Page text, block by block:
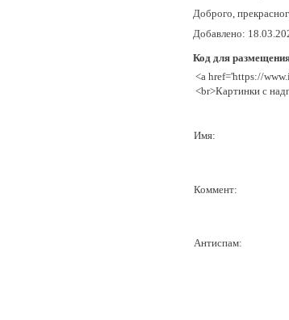
Доброго,
Добавлено:
Код для
<a href='https://
<br>Картинки с
Имя:
Коммент:
Антиспам: